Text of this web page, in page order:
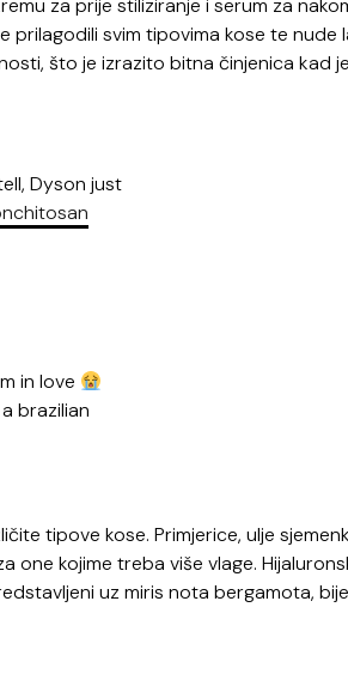
za prije stiliziranje i serum za
svim tipovima kose te nude
što je izrazito bitna činjenica kad
Dyson just
in love
brazilian
tipove kose. Primjerice, ulje
kojime treba više vlage.
uz miris nota bergamota,